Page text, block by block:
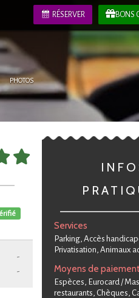
BONS
RÉSERVER
PHOTOS
-
-
Services
Parking, Accès
Privatisation, Animaux
Moyens de
Espèces, Eurocard /
restaurants, Chèques,